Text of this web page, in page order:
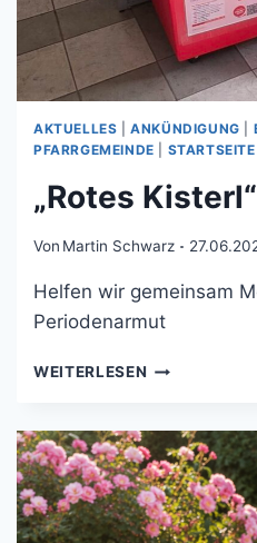
AKTUELLES |ANKÜNDIGUNG
PFARRGEMEINDE
STARTSEITE
„Rotes
Von Martin Schwarz
Helfen wir gemeinsam
Periodenarmut
WEITERLESEN